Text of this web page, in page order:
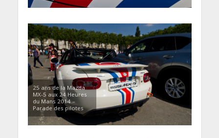
25 ans de la Mazda
MX-5 aux 24 Heures
du Mans 2014 –
Parade des pilotes